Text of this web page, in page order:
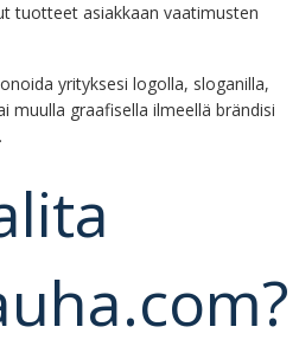
tuotteet asiakkaan vaatimusten
yrityksesi logolla, sloganilla,
muulla graafisella ilmeellä brändisi